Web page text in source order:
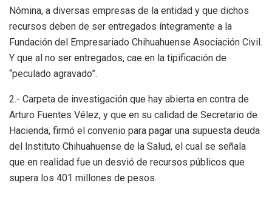
Nómina, a diversas empresas de la entidad y que dichos
recursos deben de ser entregados íntegramente a la
Fundación del Empresariado Chihuahuense Asociación Civil.
Y que al no ser entregados, cae en la tipificación de
“peculado agravado”.
2.- Carpeta de investigación que hay abierta en contra de
Arturo Fuentes Vélez, y que en su calidad de Secretario de
Hacienda, firmó el convenio para pagar una supuesta deuda
del Instituto Chihuahuense de la Salud, el cual se señala
que en realidad fue un desvió de recursos públicos que
supera los 401 millones de pesos.